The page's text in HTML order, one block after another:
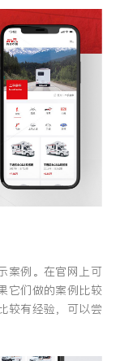
案例。在官网上可
它们做的案例比较
较有经验，可以尝